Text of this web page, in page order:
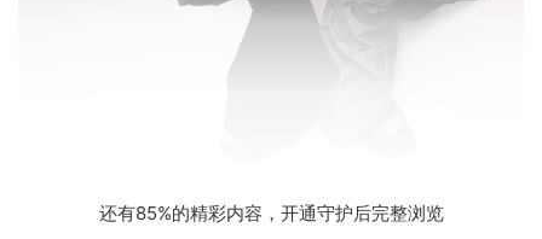
还有85%的精彩内容，开通守护后完整浏览